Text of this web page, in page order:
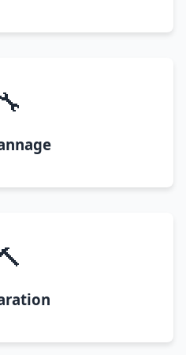
🔧